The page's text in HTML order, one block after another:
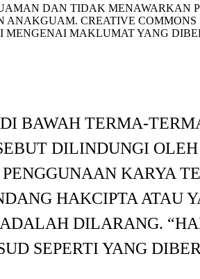
DAN TIDAK MENAWARKAN
CREATIVE
MENGENAI MAKLUMAT YANG
BAWAH TERMA-
DILINDUNGI
KARYA
HAKCIPTA ATAU
DILARANG.
SEPERTI YANG